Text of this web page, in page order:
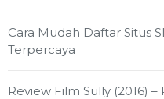
Cara Mudah Daftar Situs
Terpercaya
Review Film Sully (2016)